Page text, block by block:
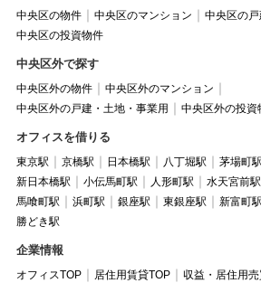
中央区の物件 中央区のマンション
中央区の
中央区の投資物件
中央区外で探す
中央区外の物件
中央区外のマンション
中央区外の戸建・土地・事業用
中央区外の投資
オフィスを借りる
東京駅 京橋駅 日本橋駅 八丁堀駅 茅場町駅
新日本橋駅
小伝馬町駅 人形町駅 水天宮前駅
馬喰町駅
浜町駅 銀座駅 東銀座駅 新富町駅
勝どき駅
企業情報
オフィスTOP 居住用賃貸TOP 収益・居住用